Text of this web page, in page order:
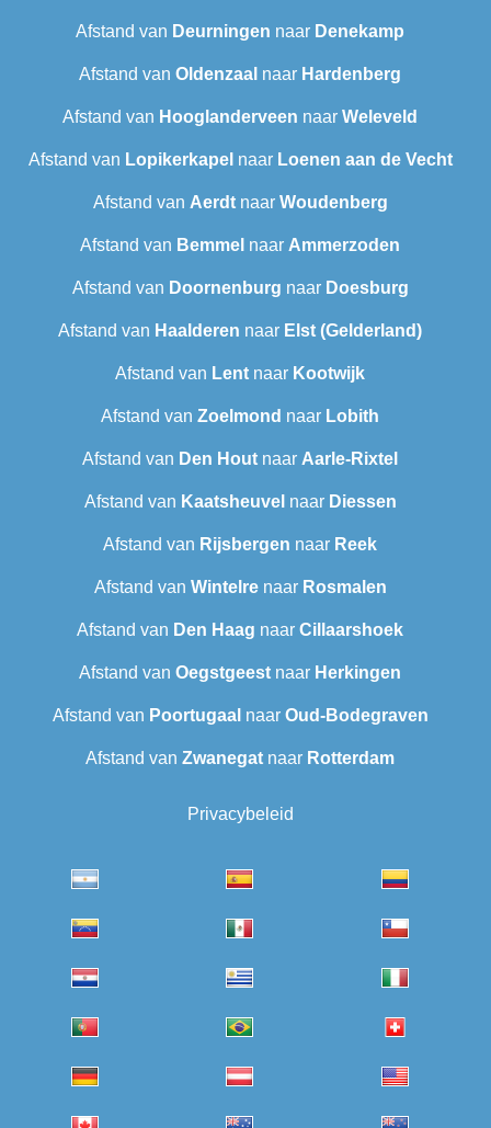
Afstand van Deurningen naar Denekamp
Afstand van Oldenzaal naar Hardenberg
Afstand van Hooglanderveen naar Weleveld
Afstand van Lopikerkapel naar Loenen aan de Vecht
Afstand van Aerdtnaar Woudenberg
Afstand van Bemmel naar Ammerzoden
Afstand van Doornenburg naar Doesburg
Afstand van Haalderen naar Elst (Gelderland)
Afstand van Lent naar Kootwijk
Afstand van Zoelmond naar Lobith
Afstand van Den Hout naar Aarle-Rixtel
Afstand van Kaatsheuvel naar Diessen
Afstand van Rijsbergen naar Reek
Afstand van Wintelrenaar Rosmalen
Afstand van Den Haag naar Cillaarshoek
Afstand van Oegstgeest naar Herkingen
Afstand van Poortugaal naar Oud-Bodegraven‎
Afstand van Zwanegat naar Rotterdam
Privacybeleid